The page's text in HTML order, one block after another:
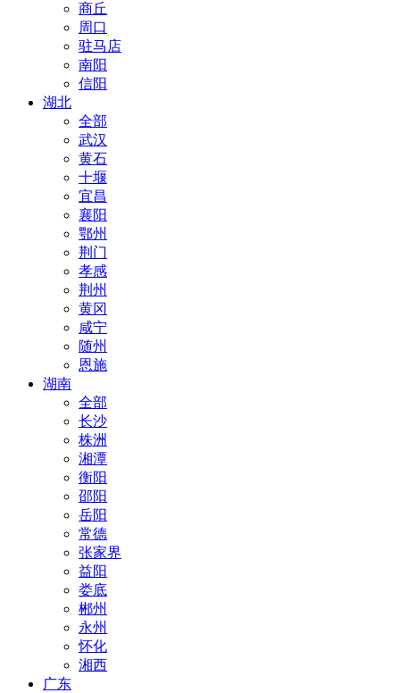
商丘
周口
驻马店
南阳
信阳
湖北
全部
武汉
黄石
十堰
宜昌
襄阳
鄂州
荆门
孝感
荆州
黄冈
咸宁
随州
恩施
湖南
全部
长沙
株洲
湘潭
衡阳
邵阳
岳阳
常德
张家界
益阳
娄底
郴州
永州
怀化
湘西
广东